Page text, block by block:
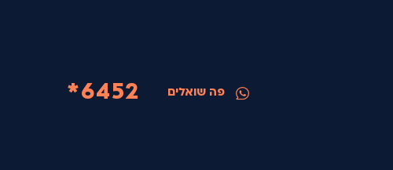
6452* פה שואלים